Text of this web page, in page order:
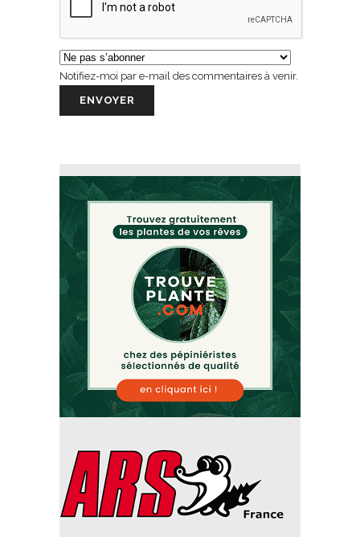
Notifiez-moi par e-mail des commentaires à venir.